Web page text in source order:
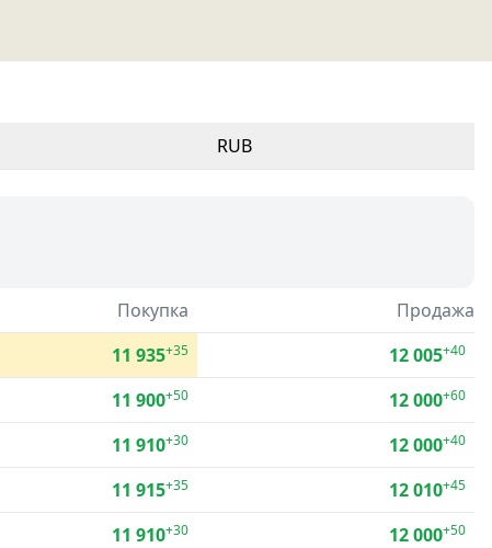
RUB
Покупка
Продажа
11 935+35 12 005+40
11 900+50 12 000+60
11 910+30 12 000+40
11 915+35 12 010+45
11 910+30 12 000+50